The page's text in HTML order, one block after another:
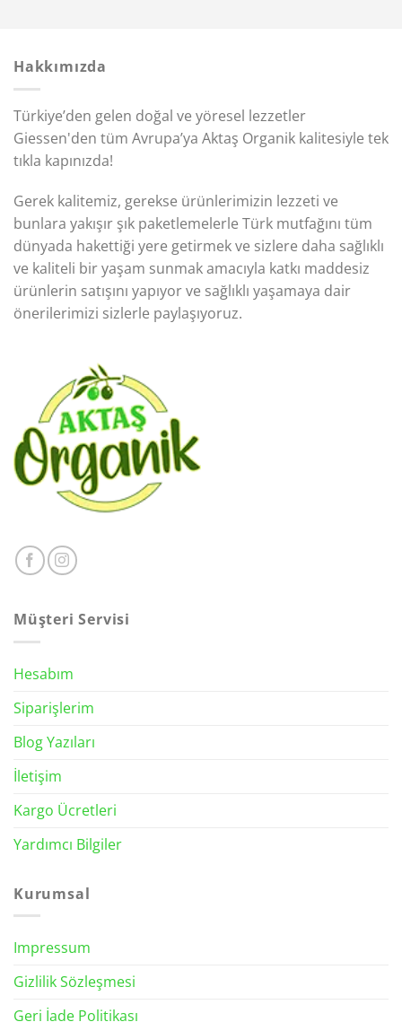
Hakkımızda
Türkiye’den gelen doğal ve yöresel lezzetler
Giessen'den tüm Avrupa’ya Aktaş Organik kalitesiyle tek
tıkla kapınızda!
Gerek kalitemiz, gerekse ürünlerimizin lezzeti ve
bunlara yakışır şık paketlemelerle Türk mutfağını tüm
dünyada hakettiği yere getirmek ve sizlere daha sağlıklı
ve kaliteli bir yaşam sunmak amacıyla katkı maddesiz
ürünlerin satışını yapıyor ve sağlıklı yaşamaya dair
önerilerimizi sizlerle paylaşıyoruz.
Müşteri Servisi
Hesabım
Siparişlerim
Blog Yazıları
İletişim
Kargo Ücretleri
Yardımcı Bilgiler
Kurumsal
Impressum
Gizlilik Sözleşmesi
Geri İade Politikası